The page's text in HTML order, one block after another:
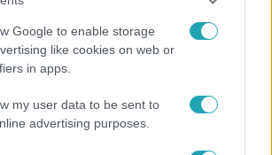
Google to enable storage
like cookies on web or
in apps.
my user data to be sent to
advertising purposes.
az országon – így alakul a
második felében